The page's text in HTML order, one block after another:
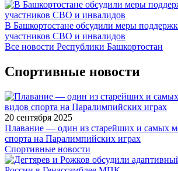
В Башкортостане обсудили меры
участников СВО и инвалидов
Все новости Республики Башкортостан
Спортивные новости
20 сентября 2025
Плавание — один из старейших и самых
спорта на Паралимпийских играх
Спортивные новости